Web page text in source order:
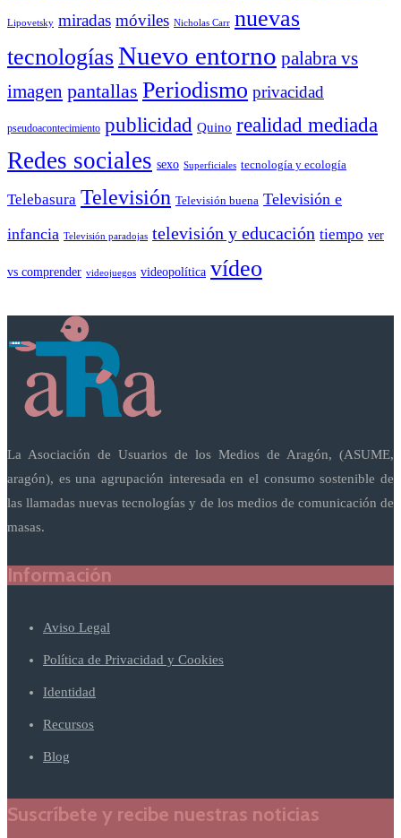
Lipovetsky miradas móviles Nicholas Carr nuevas
tecnologíasNuevo entorno palabra vs
imagen pantallas Periodismo privacidad
pseudoacontecimiento publicidad Quino realidad mediada
Redes sociales sexo Superficiales tecnología y ecología
Telebasura Televisión Televisión buena Televisión e
infancia Televisión paradojas televisión y educación tiempo ver
vs comprender videojuegos videopolítica vídeo
La Asociación de Usuarios de los Medios de Aragón, (ASUME,
aragón), es una agrupación interesada en el consumo sostenible de
las llamadas nuevas tecnologías y de los medios de comunicación de
masas.
Información
Aviso Legal
Política de Privacidad y Cookies
Identidad
Recursos
Blog
Suscríbete y recibe nuestras noticias